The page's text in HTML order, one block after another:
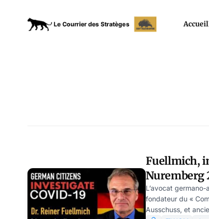
Accueil
Fuellmich,
Nuremberg
confiance
L’avocat germano-
fondateur du «
Ausschuss, et